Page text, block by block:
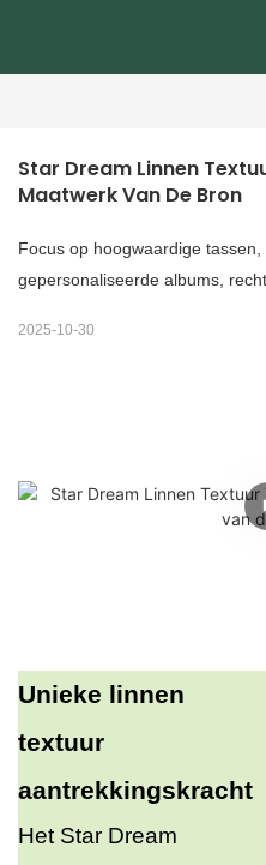
Star Dream Linnen
Maatwerk Van De Bron
Focus op hoogwaardige
gepersonaliseerde albums,
2025-10-30
Unieke linnen
textuur
aantrekkingskracht
Het Star Dream